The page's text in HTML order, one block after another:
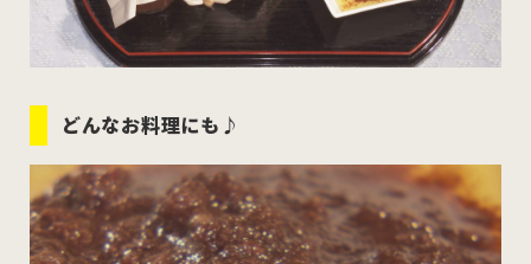
ホーム
公式Instagram
公式X
どんなお料理にも♪